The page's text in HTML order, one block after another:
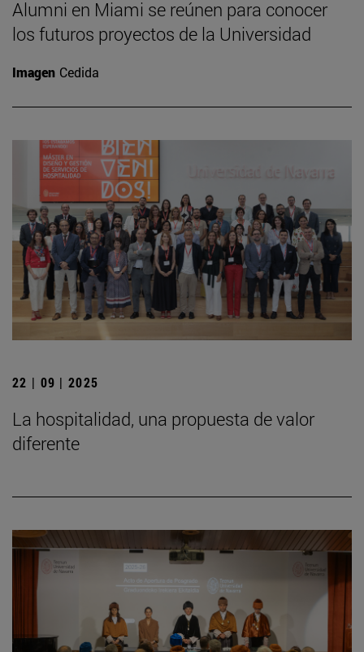
Alumni en Miami se reúnen para conocer
los futuros proyectos de la Universidad
Imagen Cedida
22 | 09 | 2025
La hospitalidad, una propuesta de valor
diferente